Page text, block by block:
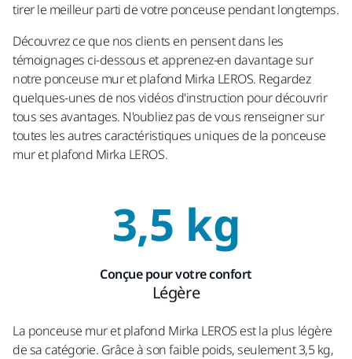
tirer le meilleur parti de votre ponceuse pendant longtemps.
Découvrez ce que nos clients en pensent dans les
témoignages ci-dessous et apprenez-en davantage sur
notre ponceuse mur et plafond Mirka LEROS. Regardez
quelques-unes de nos vidéos d'instruction pour découvrir
tous ses avantages. N'oubliez pas de vous renseigner sur
toutes les autres caractéristiques uniques de la ponceuse
mur et plafond Mirka LEROS.
3,5 kg
Conçue pour votre confort
Légère
La ponceuse mur et plafond Mirka LEROS est la plus légère
de sa catégorie. Grâce à son faible poids, seulement 3,5 kg,